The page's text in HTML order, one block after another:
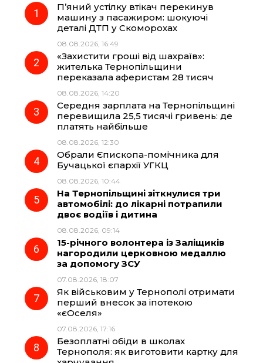
e
o
k
e
g
r
a
m
t
П’яний устілку втікач перекинув
машину з пасажиром: шокуючі
деталі ДТП у Скоморохах
08.08.2026, 16:49
«Захистити гроші від шахраїв»:
жителька Тернопільщини
переказала аферистам 28 тисяч
08.08.2026, 14:20
Середня зарплата на Тернопільщині
перевищила 25,5 тисячі гривень: де
платять найбільше
08.08.2026, 12:30
Обрали Єпископа-помічника для
Бучацької єпархії УГКЦ
08.08.2026, 10:44
На Тернопільщині зіткнулися три
автомобілі: до лікарні потрапили
двоє водіїв і дитина
08.08.2026, 09:14
15-річного волонтера із Заліщиків
нагородили церковною медаллю
за допомогу ЗСУ
07.08.2026, 18:07
Як військовим у Тернополі отримати
перший внесок за іпотекою
«єОселя»
07.08.2026, 17:16
Безоплатні обіди в школах
Тернополя: як виготовити картку для